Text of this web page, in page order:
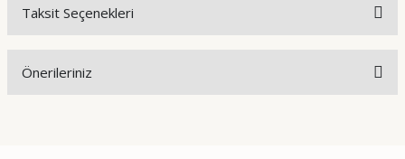
Taksit Seçenekleri
Önerileriniz